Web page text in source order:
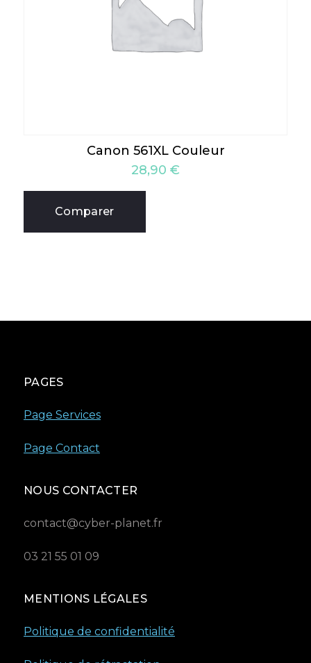
Canon 561XL Couleur
28,90 €
Comparer
PAGES
Page Services
Page Contact
NOUS CONTACTER
contact@cyber-planet.fr
03 21 55 01 09
MENTIONS LÉGALES
Politique de confidentialité